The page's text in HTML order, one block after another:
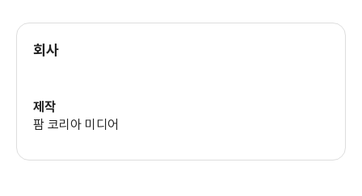
회사
제작
팜 코리아 미디어